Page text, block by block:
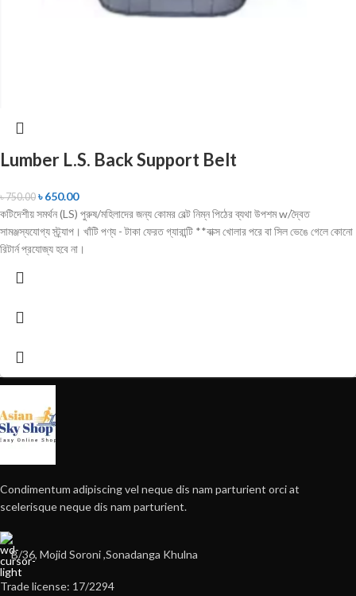
Lumber L.S. Back Support Belt
৳750.00 ৳650.00
কটিদেশীয় সমর্থন (LS) পুরুষ/মহিলাদের জন্য কোমর বেল্ট নিম্ন পিঠের ব্যথা উপশম w/দ্বৈত
সামঞ্জস্যযোগ্য স্ট্র্যাপ। খাঁটি পণ্য - টাকা ফেরত গ্যারান্টি **বাক্স খোলার পরে বা সিল ভেঙে গেলে কোনো
রিটার্ন প্রযোজ্য হবে না।
Condimentum adipiscing vel neque dis nam parturient orci at
scelerisque neque dis nam parturient.
B/36, Mojid Soroni ,Sonadanga Khulna
Trade license: 17/2294